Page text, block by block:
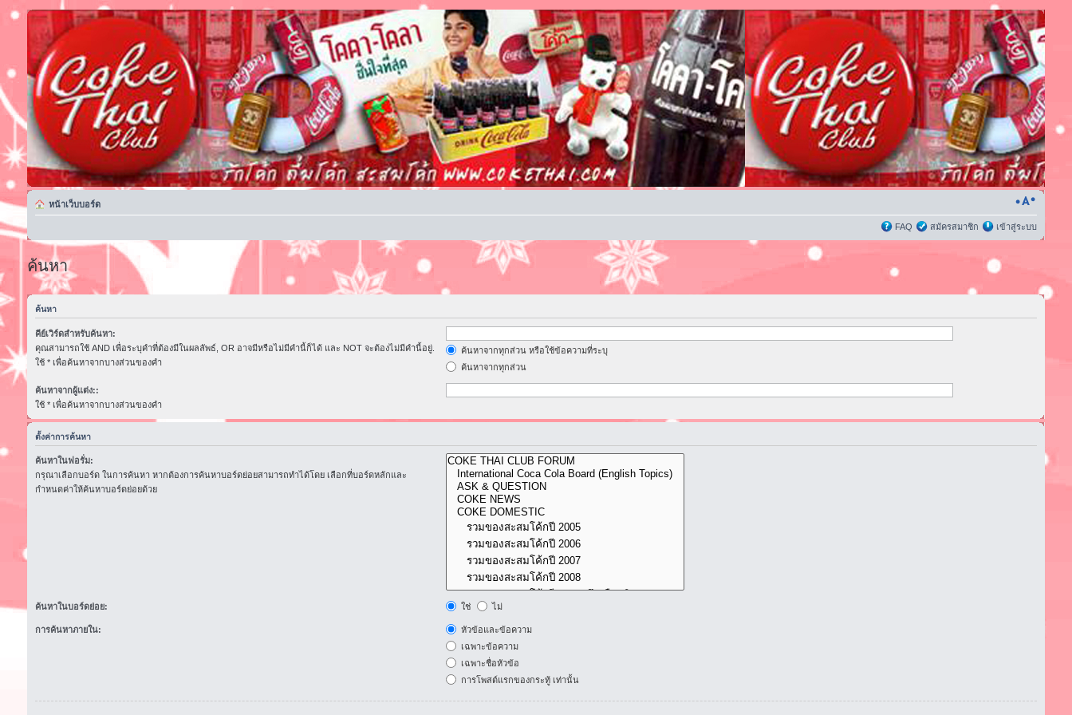
หน้าเว็บบอร์ด
FAQ สมัครสมาชิก เข้าสู่ระบบ
ค้นหา
ค้นหา
คีย์เวิร์ดสำหรับค้นหา:
คุณสามารถใช้ AND เพื่อระบุคำที่ต้องมีในผลลัพธ์, OR อาจมีหรือไม่มีคำนี้ก็ได้ และ NOT จะต้องไม่มีคำนี้อยู่.
ใช้ * เพื่อค้นหาจากบางส่วนของคำ
ค้นหาจากทุกส่วน หรือใช้ข้อความที่ระบุ
ค้นหาจากทุกส่วน
ค้นหาจากผู้แต่ง::
ใช้ * เพื่อค้นหาจากบางส่วนของคำ
ตั้งค่าการค้นหา
ค้นหาในฟอรั่ม:
กรุณาเลือกบอร์ด ในการค้นหา หากต้องการค้นหาบอร์ดย่อยสามารถทำได้โดย เลือกที่บอร์ดหลักและ
กำหนดค่าให้ค้นหาบอร์ดย่อยด้วย
ค้นหาในบอร์ดย่อย: ใช่ ไม่
การค้นหาภายใน:
หัวข้อและข้อความ
เฉพาะข้อความ
เฉพาะชื่อหัวข้อ
การโพสต์แรกของกระทู้ เท่านั้น